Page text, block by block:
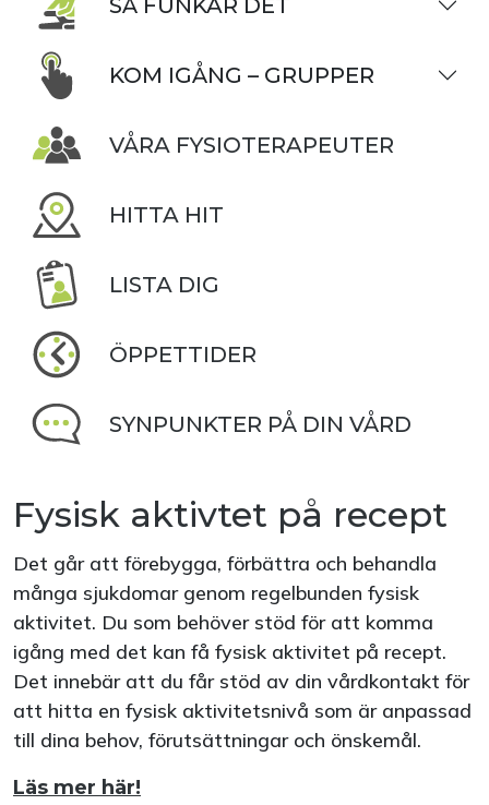
SÅ FUNKAR DET
KOM IGÅNG – GRUPPER
VÅRA FYSIOTERAPEUTER
HITTA HIT
LISTA DIG
ÖPPETTIDER
SYNPUNKTER PÅ DIN VÅRD
Fysisk aktivtet på recept
Det går att förebygga, förbättra och behandla
många sjukdomar genom regelbunden fysisk
aktivitet. Du som behöver stöd för att komma
igång med det kan få fysisk aktivitet på recept.
Det innebär att du får stöd av din vårdkontakt för
att hitta en fysisk aktivitetsnivå som är anpassad
till dina behov, förutsättningar och önskemål.
Läs mer här!